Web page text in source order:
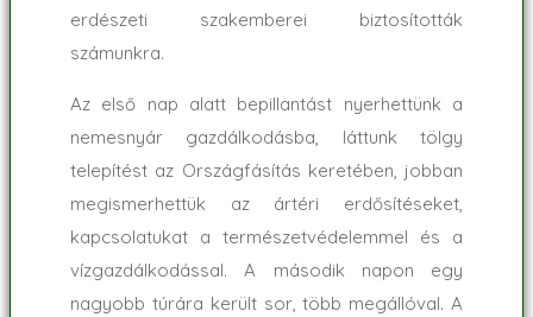
erdészeti szakemberei biztosították
számunkra.
Az első nap alatt bepillantást nyerhettünk a
nemesnyár gazdálkodásba, láttunk tölgy
telepítést az Országfásítás keretében, jobban
megismerhettük az ártéri erdősítéseket,
kapcsolatukat a természetvédelemmel és a
vízgazdálkodással. A második napon egy
nagyobb túrára került sor, több megállóval. A